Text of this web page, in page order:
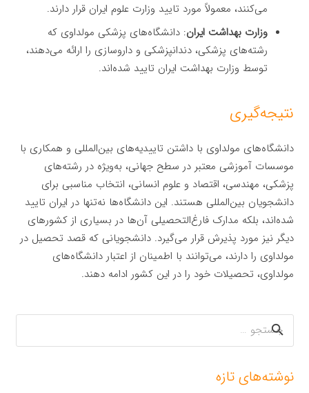
می‌کنند، معمولاً مورد تایید وزارت علوم ایران قرار دارند.
وزارت بهداشت ایران: دانشگاه‌های پزشکی مولداوی که
رشته‌های پزشکی، دندانپزشکی و داروسازی را ارائه می‌دهند،
توسط وزارت بهداشت ایران تایید شده‌اند.
نتیجه‌گیری
دانشگاه‌های مولداوی با داشتن تاییدیه‌های بین‌المللی و همکاری با
موسسات آموزشی معتبر در سطح جهانی، به‌ویژه در رشته‌های
پزشکی، مهندسی، اقتصاد و علوم انسانی، انتخاب مناسبی برای
دانشجویان بین‌المللی هستند. این دانشگاه‌ها نه‌تنها در ایران تایید
شده‌اند، بلکه مدارک فارغ‌التحصیلی آن‌ها در بسیاری از کشورهای
دیگر نیز مورد پذیرش قرار می‌گیرد. دانشجویانی که قصد تحصیل در
مولداوی را دارند، می‌توانند با اطمینان از اعتبار دانشگاه‌های
مولداوی، تحصیلات خود را در این کشور ادامه دهند.
جستجو
برای:
نوشته‌های تازه